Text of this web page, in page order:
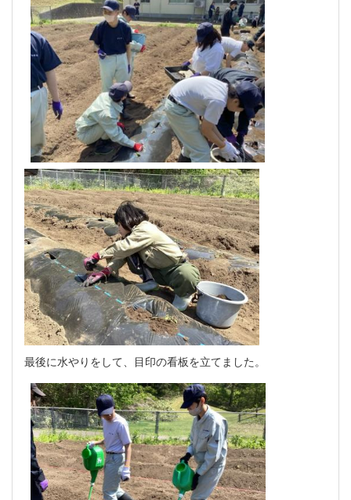
最後に水やりをして、目印の看板を立てました。